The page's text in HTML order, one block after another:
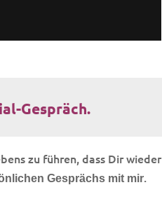
Gespräch.
zu führen, dass Dir wieder
Gesprächs mit mir.